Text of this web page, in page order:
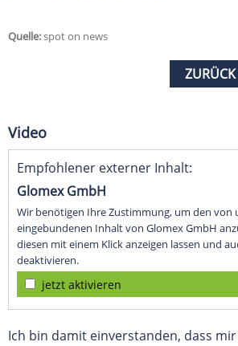
Quelle:spot on news
ZURÜCK
Video
Empfohlener externer Inhalt:
Glomex GmbH
Wir benötigen Ihre Zustimmung, um den von
eingebundenen Inhalt von Glomex GmbH
diesen mit einem Klick anzeigen lassen und
deaktivieren.
jetzt aktivieren
Ich bin damit einverstanden, dass